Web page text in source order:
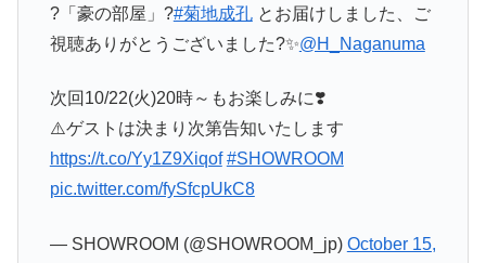
?「豪の部屋」?#菊地成孔とお届けしました、ご
視聴ありがとうございました?✨@H_Naganuma
次回10/22(火)20時～もお楽しみに❣️
⚠️ゲストは決まり次第告知いたします
https://t.co/Yy1Z9Xiqof #SHOWROOM
pic.twitter.com/fySfcpUkC8
— SHOWROOM (@SHOWROOM_jp) October 15,